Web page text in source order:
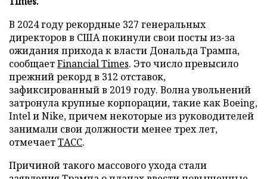
В 2024 году рекордные 327 генеральных
директоров в США покинули свои посты из-за
ожидания прихода к власти Дональда Трампа,
сообщаетFinancial Times. Это число превысило
прежний рекорд в 312 отставок,
зафиксированный в 2019 году. Волна увольнений
затронула крупные корпорации, такие как Boeing,
Intel и Nike, причем некоторые из руководителей
занимали свои должности менее трех лет,
отмечаетТАСС.
Причиной такого массового ухода стали